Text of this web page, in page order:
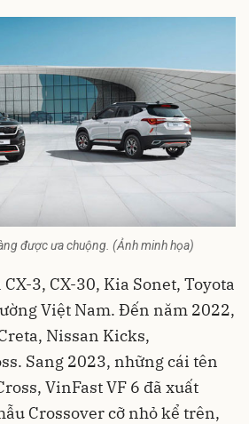
được ưa chuộng. (Ảnh minh họa)
3, CX-30, Kia Sonet, Toyota
Việt Nam. Đến năm 2022,
Nissan Kicks,
Sang 2023, những cái tên
VinFast VF 6 đã xuất
Crossover cỡ nhỏ kể trên,